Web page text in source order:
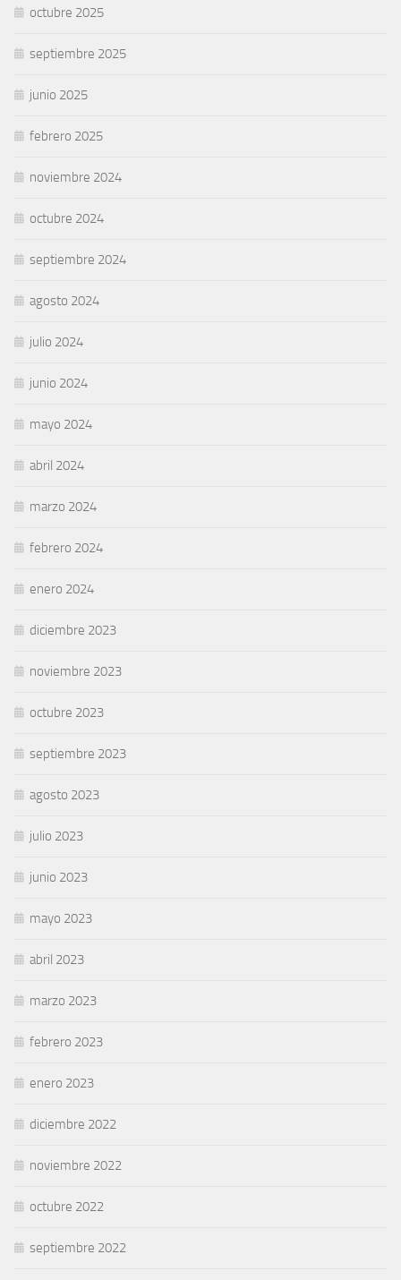
octubre 2025
septiembre 2025
junio 2025
febrero 2025
noviembre 2024
octubre 2024
septiembre 2024
agosto 2024
julio 2024
junio 2024
mayo 2024
abril 2024
marzo 2024
febrero 2024
enero 2024
diciembre 2023
noviembre 2023
octubre 2023
septiembre 2023
agosto 2023
julio 2023
junio 2023
mayo 2023
abril 2023
marzo 2023
febrero 2023
enero 2023
diciembre 2022
noviembre 2022
octubre 2022
septiembre 2022